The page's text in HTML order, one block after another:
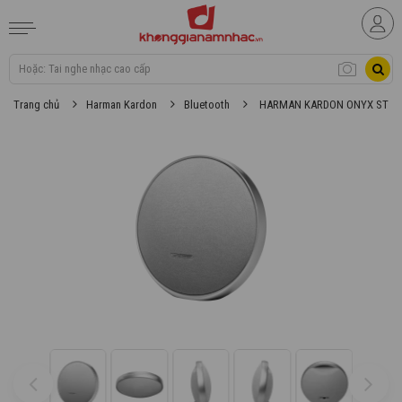
Trang chủ Harman Kardon Bluetooth HARMAN KARDON ONYX